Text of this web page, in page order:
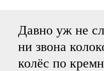
Давно уж не
ни звона
колёс по